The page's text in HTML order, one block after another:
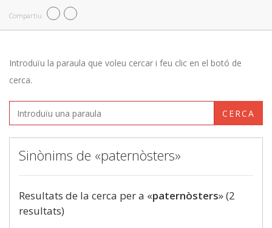
Compartiu
Introduïu la paraula que voleu cercar i feu clic en el botó de
cerca.
CERCA
Sinònims de «paternòsters»
Resultats de la cerca per a «paternòsters» (2
resultats)